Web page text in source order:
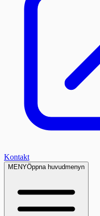
Kontakt
MENYÖppna huvudmenyn